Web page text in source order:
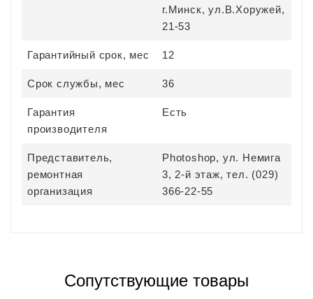
г.Минск, ул.В.Хоружей,
21-53
Гарантийный срок, мес 12
Срок службы, мес 36
Гарантия
производителя
Есть
Представитель,
ремонтная
организация
Photoshop, ул. Немига
3, 2-й этаж, тел. (029)
366-22-55
Сопутствующие товары